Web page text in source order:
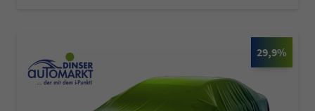
29,9%